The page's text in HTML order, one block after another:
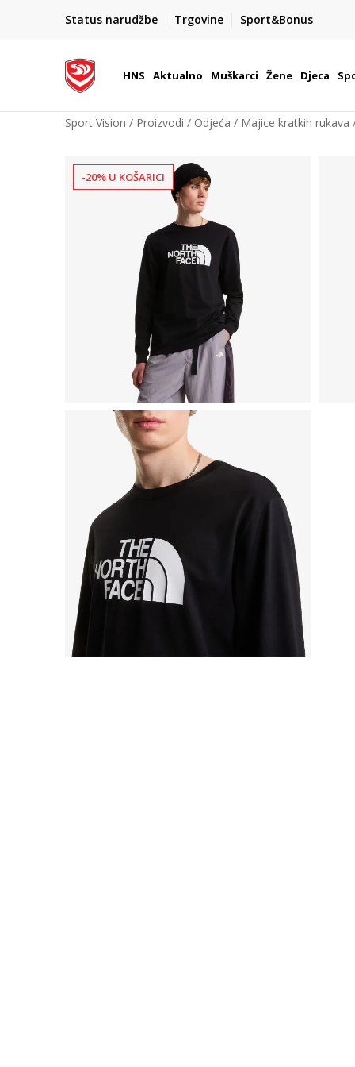
Status narudžbe Trgovine Sport&Bonus
BOX NOW
Dostava 1,50 €
| Više od 800 paketomata u
HNS Aktualno Muškarci Žene Djeca
Sport Vision Proizvodi Odjeća Majice kratkih rukava
-20% U KOŠARICI